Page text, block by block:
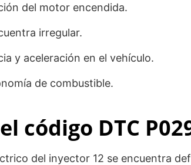
del motor encendida.
irregular.
y aceleración en el vehículo.
de combustible.
código DTC
del inyector 12 se encuentra